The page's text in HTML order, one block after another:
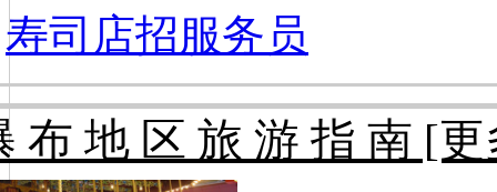
寿司店招服务员
布 地 区 旅 游 指 南 [更